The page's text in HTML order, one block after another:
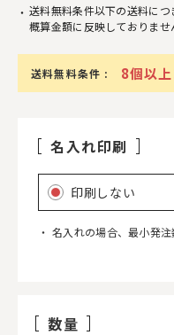
送料無料条件以下の送料につ
概算金額に反映しておりませ
送料無料条件 : 8個以
名入れ印刷
印刷しない
名入れの場合、最小発注
数量